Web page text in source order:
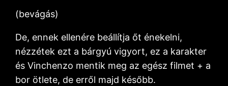
(bevágás)
De, ennek ellenére beállítja őt énekelni,
nézzétek ezt a bárgyú vigyort, ez a karakter
és Vinchenzo mentik meg az egész filmet + a
bor ötlete, de erről majd később.